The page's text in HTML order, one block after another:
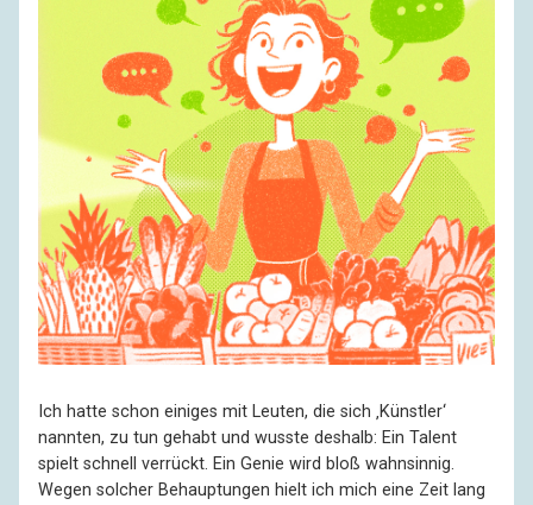
Ich hatte schon einiges mit Leuten, die sich ‚Künstler‘
nannten, zu tun gehabt und wusste deshalb: Ein Talent
spielt schnell verrückt. Ein Genie wird bloß wahnsinnig.
Wegen solcher Behaup­tungen hielt ich mich eine Zeit lang